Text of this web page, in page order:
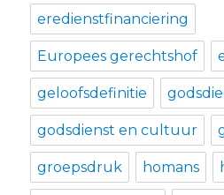
eredienstfinanciering
Europees gerechtshof
geloofsdefinitie
godsdienst en cultuur
groepsdruk homans